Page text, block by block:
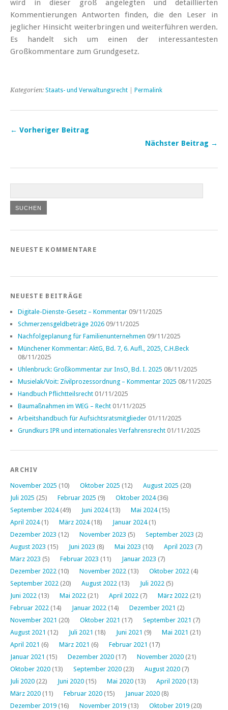
wird in dieser groß angelegten und detaillierten
Kommentierungen Antworten finden, die den Leser in
jeglicher Hinsicht weiterbringen und weiterführen werden.
Es handelt sich um einen der interessantesten
Großkommentare zum Grundgesetz.
Kategorien: Staats- und Verwaltungsrecht Permalink
← Vorheriger Beitrag
Nächster Beitrag →
NEUESTE KOMMENTARE
NEUESTE BEITRÄGE
Digitale-Dienste-Gesetz – Kommentar 09/11/2025
Schmerzensgeldbeträge 2026 09/11/2025
Nachfolgeplanung für Familienunternehmen 09/11/2025
Münchener Kommentar: AktG, Bd. 7, 6. Aufl., 2025, C.H.Beck
08/11/2025
Uhlenbruck: Großkommentar zur InsO, Bd. I. 2025 08/11/2025
Musielak/Voit: Zivilprozessordnung – Kommentar 2025 08/11/2025
Handbuch Pflichtteilsrecht 01/11/2025
Baumaßnahmen im WEG – Recht 01/11/2025
Arbeitshandbuch für Aufsichtsratsmitglieder 01/11/2025
Grundkurs IPR und internationales Verfahrensrecht 01/11/2025
ARCHIV
November 2025 (10) Oktober 2025 (12) August 2025 (20)
Juli 2025 (25) Februar 2025 (9) Oktober 2024(36)
September 2024(49) Juni 2024(13) Mai 2024(15)
April 2024(1) März 2024(18) Januar 2024(1)
Dezember 2023 (12) November 2023 (5) September 2023 (2)
August 2023 (15) Juni 2023 (8) Mai 2023 (10) April 2023 (7)
März 2023 (5) Februar 2023 (11) Januar 2023 (7)
Dezember 2022 (10) November 2022 (13) Oktober 2022 (4)
September 2022 (20) August 2022 (13) Juli 2022 (5)
Juni 2022 (13) Mai 2022 (21) April 2022 (7) März 2022 (21)
Februar 2022 (14) Januar 2022 (14) Dezember 2021 (2)
November 2021 (20) Oktober 2021 (17) September 2021 (7)
August 2021 (12) Juli 2021 (18) Juni 2021 (9) Mai 2021 (21)
April 2021 (6) März 2021 (6) Februar 2021 (17)
Januar 2021 (15) Dezember 2020 (17) November 2020 (21)
Oktober 2020 (13) September 2020 (23) August 2020 (7)
Juli 2020 (22) Juni 2020 (15) Mai 2020 (13) April 2020 (13)
März 2020 (11) Februar 2020 (15) Januar 2020 (8)
Dezember 2019 (16) November 2019 (13) Oktober 2019 (20)